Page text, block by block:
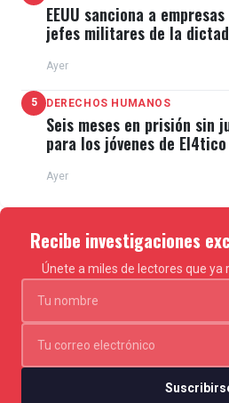
EEUU sanciona a
jefes militares de la
Ayer
5 DERECHOS HUMANOS
Seis meses en prisión sin
para los jóvenes de El4tico
Ayer
Recibe investigaciones
Únete a miles de lectores que ya